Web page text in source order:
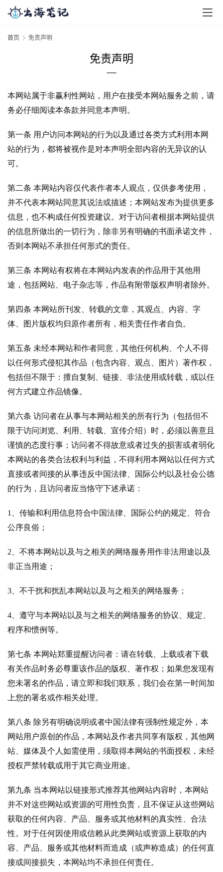
首
页
推
运
营
实
战
分
享
案
例
拆
首页 免责声明
免责声明
本网站属于非赢利性网站，用户在接受本网站服务之前，请
务必仔细阅读本条款并同意本声明。
第一条 用户访问本网站的行为以及通过各类方式利用本网
站的行为，都将被视作是对本声明全部内容的无异议的认
可。
第二条 本网站内容仅代表作者本人观点，仅供参考使用，
并不代表本网站同意其说法或描述；本网站发布为提供更多
信息，也不构成任何投资建议。对于访问者根据本网站提供
的信息所做出的一切行为，除非另有明确的书面承诺文件，
否则本网站不承担任何形式的责任。
第三条 本网站有权将在本网站内发表的作品用于其他用
途，包括网站、电子杂志等，作品有附带版权声明者除外。
第四条 本网站所刊发、转载的文章，其观点、内容、字
体、图片版权均归原作者所有，相关责任作者自负。
第五条 未经本网站和作者同意，其他任何机构、个人不得
以任何形式侵犯其作品（包含内容、观点、图片）著作权，
包括但不限于：擅自复制、链接、非法使用或转载，或以任
何方式建立作品镜像。
第六条 访问者在从事与本网站相关的所有行为（包括但不
限于访问浏览、利用、转载、宣传介绍）时，必须以善意且
谨慎的态度行事；访问者不得故意或者过失的损害或者弱化
本网站的各类合法权利与利益，不得利用本网站以任何方式
直接或者间接的从事违反中国法律、国际公约以及社会公德
的行为，且访问者应当恪守下述承诺：
1、传输和利用信息符合中国法律、国际公约的规定、符合
公序良俗；
2、不将本网站以及与之相关的网络服务用作非法用途以及
非正当用途；
3、不干扰和扰乱本网站以及与之相关的网络服务；
4、遵守与本网站以及与之相关的网络服务的协议、规定、
程序和惯例等。
第七条 本网站郑重提醒访问者：请在转载、上载或者下载
有关作品时务必尊重该作品的版权、著作权；如果您发现有
您未署名的作品，请立即和我们联系，我们会在第一时间加
上您的署名或作相关处理。
第八条 除另有明确说明或者中国法律有强制性规定外，本
网站用户原创的作品，本网站及作者共同享有版权，其他网
站、媒体及个人如需使用，须取得本网站的书面授权，未经
授权严禁转载或用于其它商业用途。
第九条 当本网站以链接形式推荐其他网站内容时，本网站
并不对这些网站或资源的可用性负责，且不保证从这些网站
获取的任何内容、产品、服务或其他材料的真实性、合法
性。对于任何因使用或信赖从此类网站或资源上获取的内
容、产品、服务或其他材料而造成（或声称造成）的任何直
接或间接损失，本网站均不承担任何责任。